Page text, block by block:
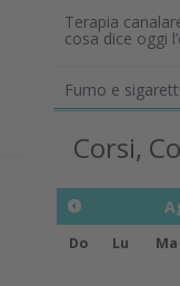
Terapia
cosa dice oggi
Fumo e
conseguenze
Corsi,
Do Lu Ma